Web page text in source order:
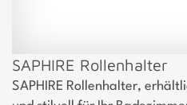
SAPHIRE Rollenhalter
SAPHIRE Rollenhalter,